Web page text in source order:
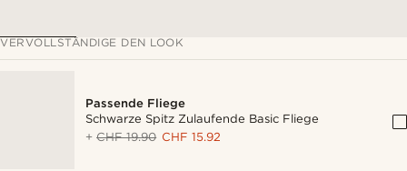
VERVOLLSTÄNDIGE DEN LOOK
Passende Fliege
Schwarze Spitz Zulaufende Basic Fliege
+CHF 19.90 CHF 15.92